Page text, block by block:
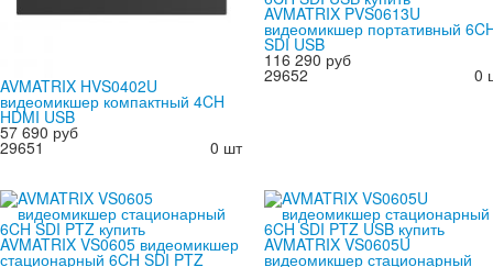
AVMATRIX HVS0402U
видеомикшер компактный 4CH
HDMI USB
57 690 руб
0 шт
29651
AVMATRIX PVS0613U
видеомикшер портативный
SDI USB
116 290 руб
0
29652
AVMATRIX VS0605 видеомикшер
стационарный 6CH SDI PTZ
AVMATRIX VS0605U
видеомикшер стационарный